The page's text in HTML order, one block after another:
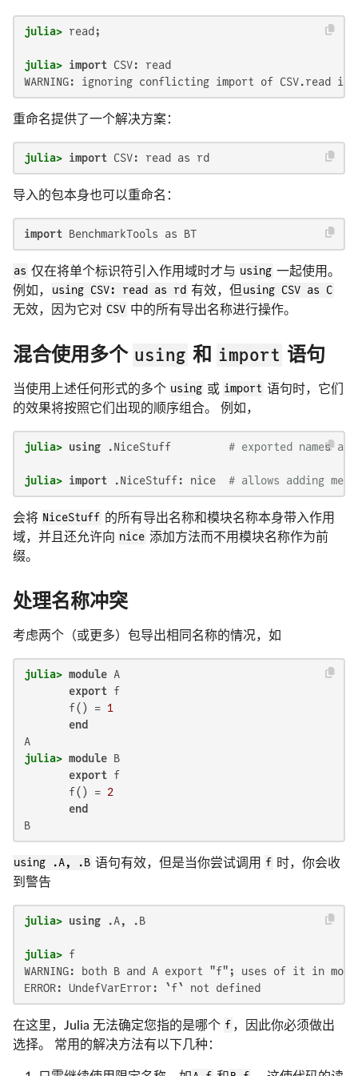
julia>
julia> import
WARNING: ignoring conflicting import of CSV.read
重命名提供了一个解决方案：
julia> import CSV: read as rd
导入的包本身也可以重命名：
import BenchmarkTools as BT
as 仅在将单个标识符引入作用域时才与 using 一起使用。
例如，
using CSV: read as rd 有效，但using CSV as C
无效，因为它对 CSV 中的所有导出名称进行操作。
混合使用多个 using 和 import 语句
当使用上述任何形式的多个 using 或 import 语句时，它们
的效果将按照它们出现的顺序组合。 例如，
julia> using .NiceStuff # exported names
julia> import .NiceStuff: nice # allows adding
会将 NiceStuff 的所有导出名称和模块名称本身带入作用
域，并且还允许向 nice 添加方法而不用模块名称作为前
缀。
处理名称冲突
考虑两个（或更多）包导出相同名称的情况，如
julia> module A
export f
       f() =
1
end
julia> module B
export f
       f() =
2
end
B
using .A, .B 语句有效，但是当你尝试调用 f 时，你会收
到警告
julia> using
julia>
WARNING: both B and A export "f"; uses of it in
ERROR: UndefVarError: `f` not defined
在这里，Julia 无法确定您指的是哪个 f ，因此你必须做出
选择。 常用的解决方法有以下几种：